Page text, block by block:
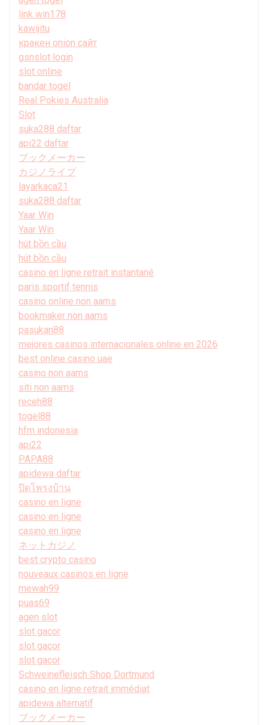
link win178
kawijitu
кракен onion сайт
gsnslot login
slot online
bandar togel
Real Pokies Australia
Slot
suka288 daftar
api22 daftar
ブックメーカー
カジノライブ
layarkaca21
suka288 daftar
Yaar Win
Yaar Win
hút bồn cầu
hút bồn cầu
casino en ligne retrait instantané
paris sportif tennis
casino online non aams
bookmaker non aams
pasukan88
mejores casinos internacionales online en 2026
best online casino uae
casino non aams
siti non aams
receh88
togel88
hfm indonesia
api22
PAPA88
apidewa daftar
ปิดโพรงบ้าน
casino en ligne
casino en ligne
casino en ligne
ネットカジノ
best crypto casino
nouveaux casinos en ligne
mewah99
puas69
agen slot
slot gacor
slot gacor
slot gacor
Schweinefleisch Shop Dortmund
casino en ligne retrait immédiat
apidewa alternatif
ブックメーカー